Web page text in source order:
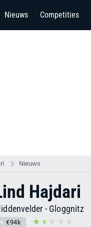
Nieuws Competities
Nieuws
Hajdari
- Gloggnitz
€94k